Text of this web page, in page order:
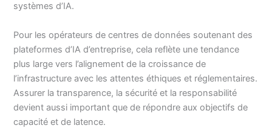
systèmes d’IA.
Pour les opérateurs de centres de données soutenant des
plateformes d’IA d’entreprise, cela reflète une tendance
plus large vers l’alignement de la croissance de
l’infrastructure avec les attentes éthiques et réglementaires.
Assurer la transparence, la sécurité et la responsabilité
devient aussi important que de répondre aux objectifs de
capacité et de latence.